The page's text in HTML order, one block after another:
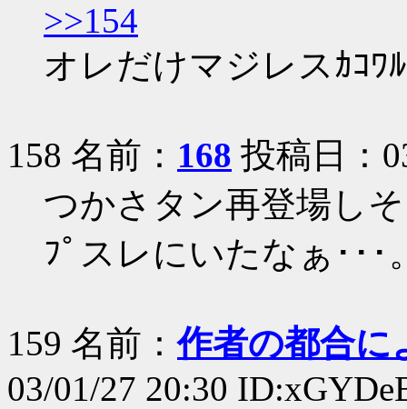
>>154
オレだけマジレスｶｺﾜ
158 名前： 168 投稿日：
つかさタン再登場し
ﾌﾟスレにいたなぁ･･･
159 名前：作者の都合に
03/01/27 20:30